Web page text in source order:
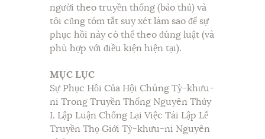
người theo truyền thống (bảo thủ) và
tôi cũng tóm tắt suy xét làm sao để sự
phục hồi này có thể theo đúng luật (và
phù hợp với điều kiện hiện tại).
MỤC LỤC
Sự Phục Hồi Của Hội Chúng Tỳ-khưu-
ni Trong Truyền Thống Nguyên Thủy
I. Lập Luận Chống Lại Việc Tái Lập Lễ
Truyền Thọ Giới Tỳ-khưu-ni Nguyên